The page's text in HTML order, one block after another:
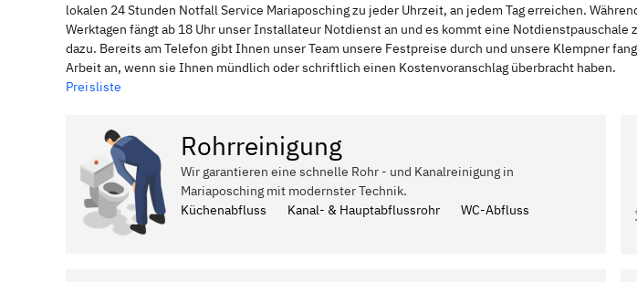
lokalen 24 Stunden Notfall Service Mariaposching zu jeder Uhrzeit, an jedem Tag erreichen.
Werktagen fängt ab 18 Uhr unser Installateur Notdienst an und es kommt eine Notdienstpauschale
dazu. Bereits am Telefon gibt Ihnen unser Team unsere Festpreise durch und unsere Klempner
Arbeit an, wenn sie Ihnen mündlich oder schriftlich einen Kostenvoranschlag überbracht haben.
Preisliste
Rohrreinigung
Wir garantieren eine schnelle Rohr - und Kanalreinigung in
Mariaposching mit modernster Technik.
Küchenabfluss
Kanal- & Hauptabflussrohr WC-Abfluss